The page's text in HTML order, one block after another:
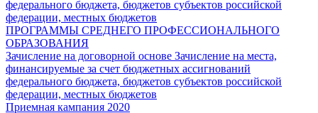
федерального бюджета, бюджетов субъектов российской
федерации, местных бюджетов
ПРОГРАММЫ СРЕДНЕГО ПРОФЕССИОНАЛЬНОГО
ОБРАЗОВАНИЯ
Зачисление на договорной основе Зачисление на места,
финансируемые за счет бюджетных ассигнований
федерального бюджета, бюджетов субъектов российской
федерации, местных бюджетов
Приемная кампания 2020